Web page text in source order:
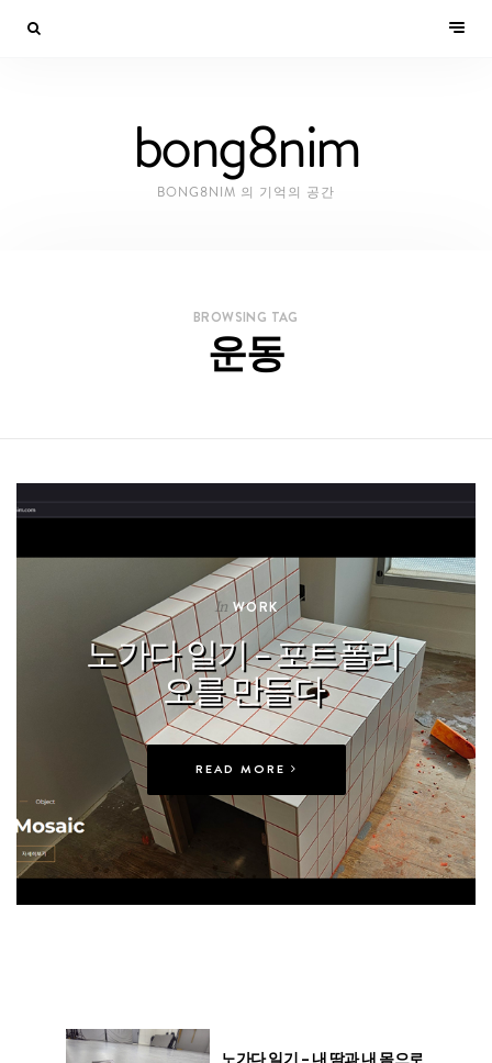
bong8nim
BONG8NIM 의 기억의 공간
BROWSING TAG
운동
In WORK
노가다 일기 – 포트폴리
오를 만들다
READ MORE
노가다 일기 – 내 땀과 내 몸으로